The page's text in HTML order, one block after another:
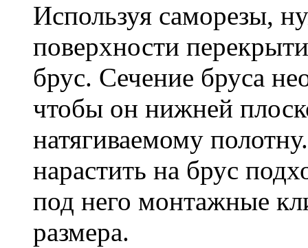
Используя саморезы,
поверхности
брус. Сечение бруса
чтобы он нижней
натягиваемому
нарастить на брус
под него монтажные
размера.